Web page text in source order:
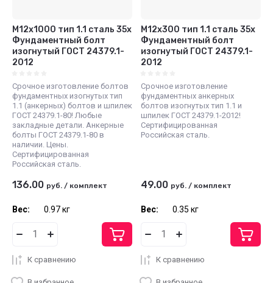
М12х1000 тип 1.1 сталь 35х
Фундаментный болт
изогнутый ГОСТ 24379.1-
2012
Срочное изготовление болтов
фундаментных изогнутых тип
1.1 (анкерных) болтов и шпилек
ГОСТ 24379.1-80! Любые
закладные детали. Анкерные
болты ГОСТ 24379.1-80 в
наличии. Цены.
Сертифицированная
Российская сталь.
136.00 руб. / комплект
Вес: 0.97 кг
К сравнению
М12х300 тип 1.1 сталь 35х
Фундаментный болт
изогнутый ГОСТ 24379.1-
2012
Срочное изготовление
фундаментных анкерных
болтов изогнутых тип 1.1 и
шпилек ГОСТ 24379.1-2012!
Сертифицированная
Российская сталь.
49.00 руб. / комплект
Вес: 0.35 кг
К сравнению